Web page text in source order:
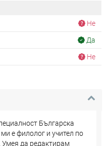
Не
Да
Не
Българска
е филолог и учител по
Умея да редактирам